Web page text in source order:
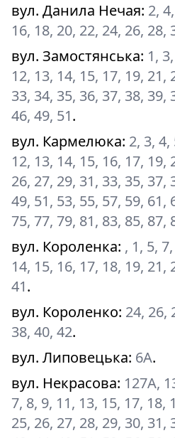
вул. Данила Нечая: 2,
16, 18, 20, 22, 24, 26, 28,
вул. Замостянська: 1,
12, 13, 14, 15, 17, 19, 21,
33, 34, 35, 36, 37, 38, 39,
46, 49, 51.
вул. Кармелюка: 2, 3, 4,
12, 13, 14, 15, 16, 17, 19,
26, 27, 29, 31, 33, 35, 37,
49, 51, 53, 55, 57, 59, 61,
75, 77, 79, 81, 83, 85, 87,
вул. Короленка: , 1, 5,
14, 15, 16, 17, 18, 19, 21,
41.
вул. Короленко: 24, 26,
38, 40, 42.
вул. Липовецька: 6А.
вул. Некрасова: 127А,
7, 8, 9, 11, 13, 15, 17, 18,
25, 26, 27, 28, 29, 30, 31,